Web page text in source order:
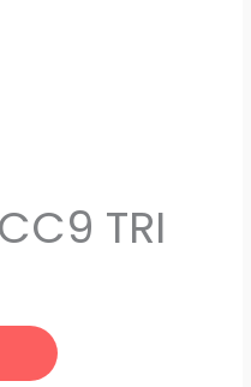
TRI